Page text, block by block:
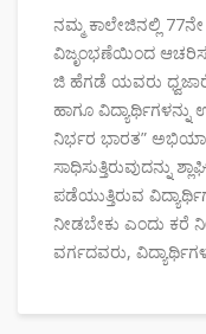
ನಮ್ಮ ಕಾಲೇಜಿನಲ್ಲಿ
ವಿಜೃಂಭಣೆಯಿಂದ
ಜಿ ಹೆಗಡೆ ಯವರು
ಹಾಗೂ ವಿದ್ಯಾರ್ಥಿಗಳನ್ನು
ನಿರ್ಭರ ಭಾರತ”
ಸಾಧಿಸುತ್ತಿರುವುದನ್ನು
ಪಡೆಯುತ್ತಿರುವ
ನೀಡಬೇಕು ಎಂದು ಕರೆ
ವರ್ಗದವರು,